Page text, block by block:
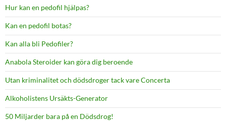
Hur kan en pedofil hjälpas?
Kan en pedofil botas?
Kan alla bli Pedofiler?
Anabola Steroider kan göra dig beroende
Utan kriminalitet och dödsdroger tack vare Concerta
Alkoholistens Ursäkts-Generator
50 Miljarder bara på en Dödsdrog!